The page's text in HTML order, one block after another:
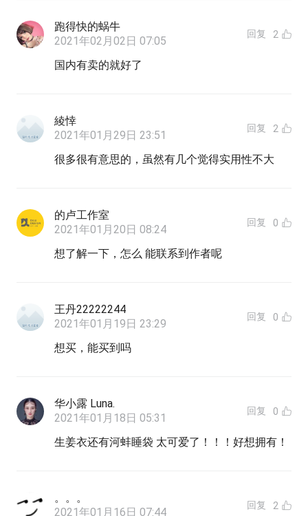
跑得快的蜗牛
2021年02月02日 07:05
回复 2
国内有卖的就好了
綾悻
2021年01月29日 23:51
回复 2
很多很有意思的，虽然有几个觉得实用性不大
的卢工作室
2021年01月20日 08:24
回复 0
想了解一下，怎么 能联系到作者呢
王丹22222244
2021年01月19日 23:29
回复 0
想买，能买到吗
华小露 Luna.
2021年01月18日 05:31
回复 0
生姜衣还有河蚌睡袋 太可爱了！！！好想拥有！
。。。
2021年01月16日 07:44
回复 2